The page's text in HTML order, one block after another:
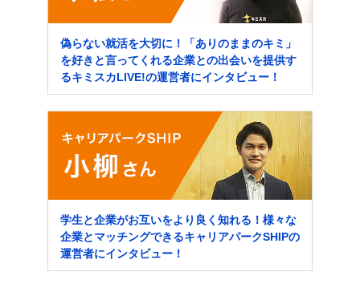
偽らない就活を大切に！「ありのままのキミ」
を好きと言ってくれる企業との出会いを提供す
るキミスカLIVE!の運営者にインタビュー！
学生と企業がお互いをより良く知れる！様々な
企業とマッチングできるキャリアパークSHIPの
運営者にインタビュー！